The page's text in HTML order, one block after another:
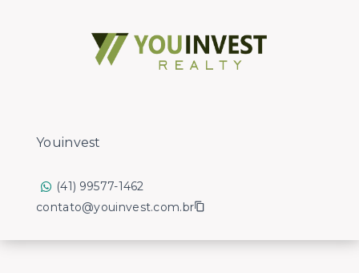
Youinvest
(41) 99577-1462
contato@youinvest.com.br